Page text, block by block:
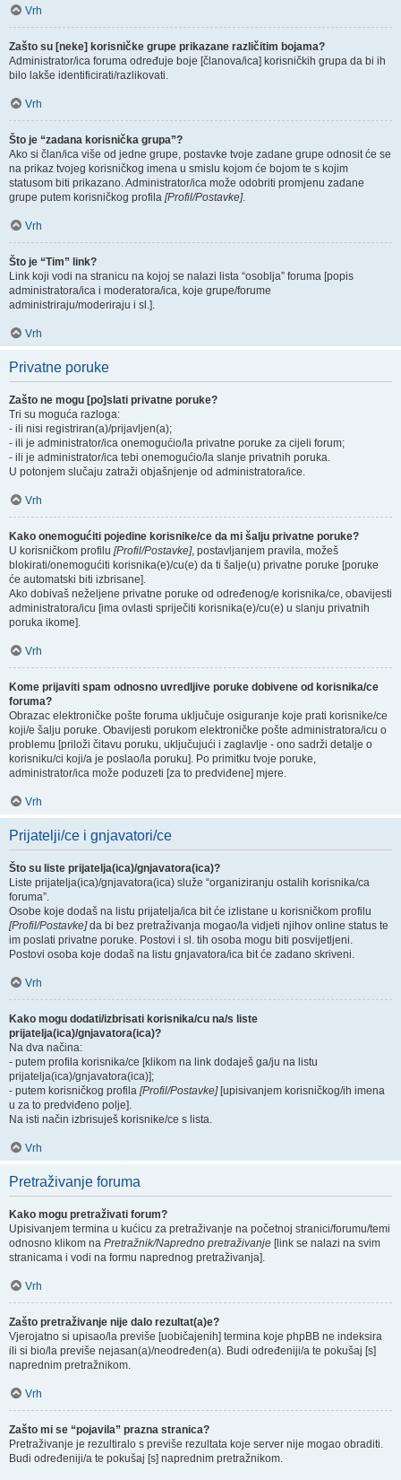
Vrh
Zašto su [neke] korisničke grupe prikazane različitim bojama?
Administrator/ica foruma određuje boje [članova/ica] korisničkih grupa da bi ih
bilo lakše identificirati/razlikovati.
Vrh
Što je “zadana korisnička grupa”?
Ako si član/ica više od jedne grupe, postavke tvoje zadane grupe odnosit će se
na prikaz tvojeg korisničkog imena u smislu kojom će bojom te s kojim
statusom biti prikazano. Administrator/ica može odobriti promjenu zadane
grupe putem korisničkog profila [Profil/Postavke].
Vrh
Što je “Tim” link?
Link koji vodi na stranicu na kojoj se nalazi lista “osoblja” foruma [popis
administratora/ica i moderatora/ica, koje grupe/forume
administriraju/moderiraju i sl.].
Vrh
Privatne poruke
Zašto ne mogu [po]slati privatne poruke?
Tri su moguća razloga:
- ili nisi registriran(a)/prijavljen(a);
- ili je administrator/ica onemogućio/la privatne poruke za cijeli forum;
- ili je administrator/ica tebi onemogućio/la slanje privatnih poruka.
U potonjem slučaju zatraži objašnjenje od administratora/ice.
Vrh
Kako onemogućiti pojedine korisnike/ce da mi šalju privatne poruke?
U korisničkom profilu [Profil/Postavke], postavljanjem pravila, možeš
blokirati/onemogućiti korisnika(e)/cu(e) da ti šalje(u) privatne poruke [poruke
će automatski biti izbrisane].
Ako dobivaš neželjene privatne poruke od određenog/e korisnika/ce, obavijesti
administratora/icu [ima ovlasti spriječiti korisnika(e)/cu(e) u slanju privatnih
poruka ikome].
Vrh
Kome prijaviti spam odnosno uvredljive poruke dobivene od korisnika/ce
foruma?
Obrazac elektroničke pošte foruma uključuje osiguranje koje prati korisnike/ce
koji/e šalju poruke. Obavijesti porukom elektroničke pošte administratora/icu o
problemu [priloži čitavu poruku, uključujući i zaglavlje - ono sadrži detalje o
korisniku/ci koji/a je poslao/la poruku]. Po primitku tvoje poruke,
administrator/ica može poduzeti [za to predviđene] mjere.
Vrh
Prijatelji/ce i gnjavatori/ce
Što su liste prijatelja(ica)/gnjavatora(ica)?
Liste prijatelja(ica)/gnjavatora(ica) služe “organiziranju ostalih korisnika/ca
foruma”.
Osobe koje dodaš na listu prijatelja/ica bit će izlistane u korisničkom profilu
[Profil/Postavke]da bi bez pretraživanja mogao/la vidjeti njihov online status te
im poslati privatne poruke. Postovi i sl. tih osoba mogu biti posvijetljeni.
Postovi osoba koje dodaš na listu gnjavatora/ica bit će zadano skriveni.
Vrh
Kako mogu dodati/izbrisati korisnika/cu na/s liste
prijatelja(ica)/gnjavatora(ica)?
Na dva načina:
- putem profila korisnika/ce [klikom na link dodaješ ga/ju na listu
prijatelja(ica)/gnjavatora(ica)];
- putem korisničkog profila [Profil/Postavke][upisivanjem korisničkog/ih imena
u za to predviđeno polje].
Na isti način izbrisuješ korisnike/ce s lista.
Vrh
Pretraživanje foruma
Kako mogu pretraživati forum?
Upisivanjem termina u kućicu za pretraživanje na početnoj stranici/forumu/temi
odnosno klikom na Pretražnik/Napredno pretraživanje [link se nalazi na svim
stranicama i vodi na formu naprednog pretraživanja].
Vrh
Zašto pretraživanje nije dalo rezultat(a)e?
Vjerojatno si upisao/la previše [uobičajenih] termina koje phpBB ne indeksira
ili si bio/la previše nejasan(a)/neodređen(a). Budi određeniji/a te pokušaj [s]
naprednim pretražnikom.
Vrh
Zašto mi se “pojavila” prazna stranica?
Pretraživanje je rezultiralo s previše rezultata koje server nije mogao obraditi.
Budi određeniji/a te pokušaj [s] naprednim pretražnikom.